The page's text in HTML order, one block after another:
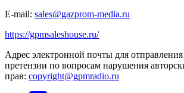
E-mail: sales@gazprom-media.ru
https://gpmsaleshouse.ru/
Адрес электронной почты для
претензии по вопросам нарушения
прав: copyright@gpmradio.ru